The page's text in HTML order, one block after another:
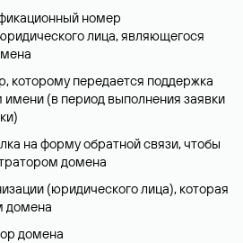
номер
лица, являющегося
которому передается поддержка
(в период выполнения заявки
на форму обратной связи, чтобы
домена
(юридического лица), которая
домена
домена